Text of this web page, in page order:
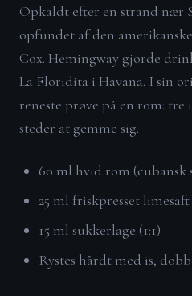
Opkaldt efter en strand nær
opfundet af den
Cox. Hemingway gjorde
La Floridita i Havana. I sin
reneste prøve på en rom: tre
steder at gemme sig.
60 ml hvid rom (cubansk
25 ml friskpresset limesaft
15 ml sukkerlage (1:1)
Rystes hårdt med is,